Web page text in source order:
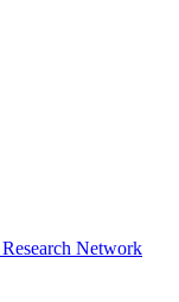
Network